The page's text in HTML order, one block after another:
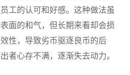
工的认可和好感。这种做法虽
面的和气，但长期来看却会损
性，导致劣币驱逐良币的后
者心存不满，逐渐失去动力。